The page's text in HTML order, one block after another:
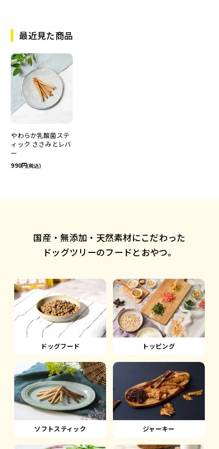
最近見た商品
やわらか乳酸菌ステ
ィック ささみとレバ
ー
990 (税込)
国産・無添加・天然素材にこだわった
ドッグツリーのフードとおやつ。
ドッグフード トッピング
ソフトスティック ジャーキー